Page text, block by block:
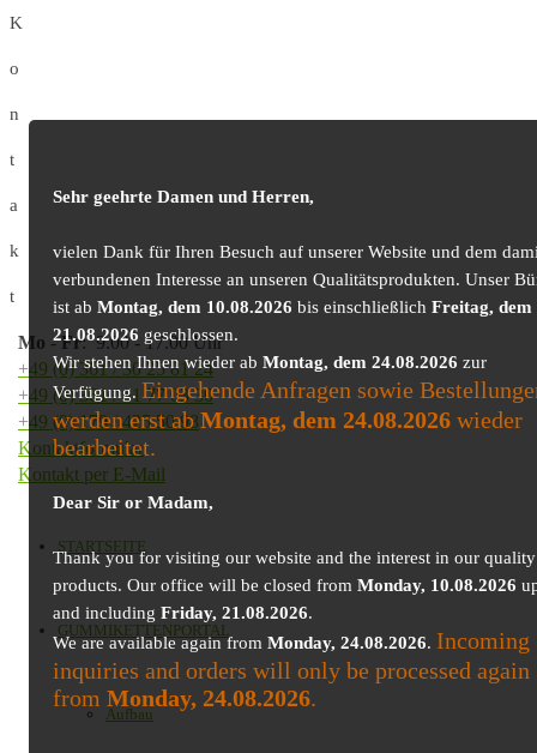
K
o
n
t
a
k
t
Mo -Fr: 9.00 - 17.00 Uhr
+49 (0) 361 / 30 25 81 24
+49 (0) 361 / 41 77 03 30
+49 (0) 179 / 425 50 98
Kontaktformular
Kontakt per E-Mail
STARTSEITE
GUMMIKETTENPORTAL
Aufbau
Sehr geehrte Damen und Herren,
vielen Dank für Ihren Besuch auf unserer Website und dem
verbundenen Interesse an unseren Qualitätsprodukten. Unser
ist ab Montag, dem 10.08.2026 bis einschließlich Freitag, dem
21.08.2026 geschlossen.
Wir stehen Ihnen wieder ab Montag, dem 24.08.2026 zur
Verfügung.Eingehende Anfragen sowie
werden erst abMontag, dem 24.08.2026wieder
bearbeitet.
Dear Sir or Madam,
Thank you for visiting our website and the interest in our quality
products. Our office will be closed from Monday, 10.08.2026
and including Friday, 21.08.2026.
We are available again from Monday, 24.08.2026. Incoming
inquiries and orders will only be processed again
from Monday, 24.08.2026.